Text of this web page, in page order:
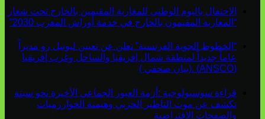
الاحتفال باليوم الوطني للمغاربة المقيمين بالخارج تحت شعار
“المغاربة المقيمون بالخارج في خدمة أوراش المغرب 2030”
“الخطوط الجوية الفرنسية” تعلن عن تعيين ليونيل رو مديراً
عاماً جديداً لمنطقة شمال إفريقيا والساحل وغرب إفريقيا
(ANSCO) .(بيان صحفي )
قراءة سوسيولوجية :أزمة العبور الجماعي الأخيرة نحو سبتة
تكشف عن موت التاطير الحزبي وهيمنة الخوارزميات
والصفحات الافتراضية